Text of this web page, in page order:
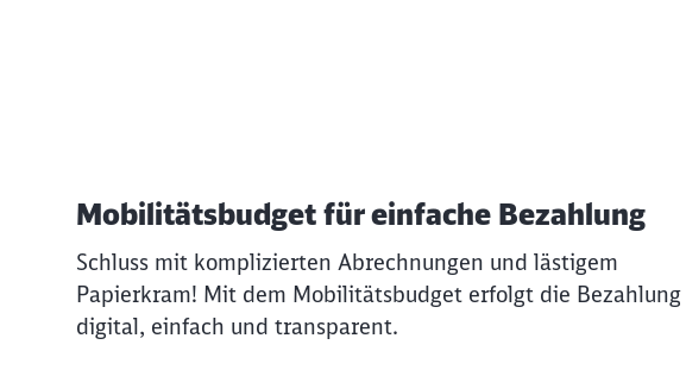
Mobilitätsbudget für einfache Bezahlung
Schluss mit komplizierten Abrechnungen und lästigem
Papierkram! Mit dem Mobilitätsbudget erfolgt die Bezahlung
digital, einfach und transparent.